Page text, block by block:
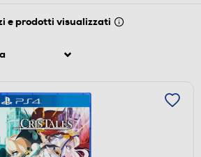
e prodotti visualizzati